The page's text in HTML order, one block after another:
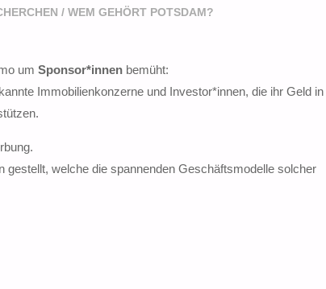
/ WEM GEHÖRT POTSDAM?
um Sponsor*innen bemüht:
Immobilienkonzerne und Investor*innen, die ihr Geld in
gestellt, welche die spannenden Geschäftsmodelle solcher